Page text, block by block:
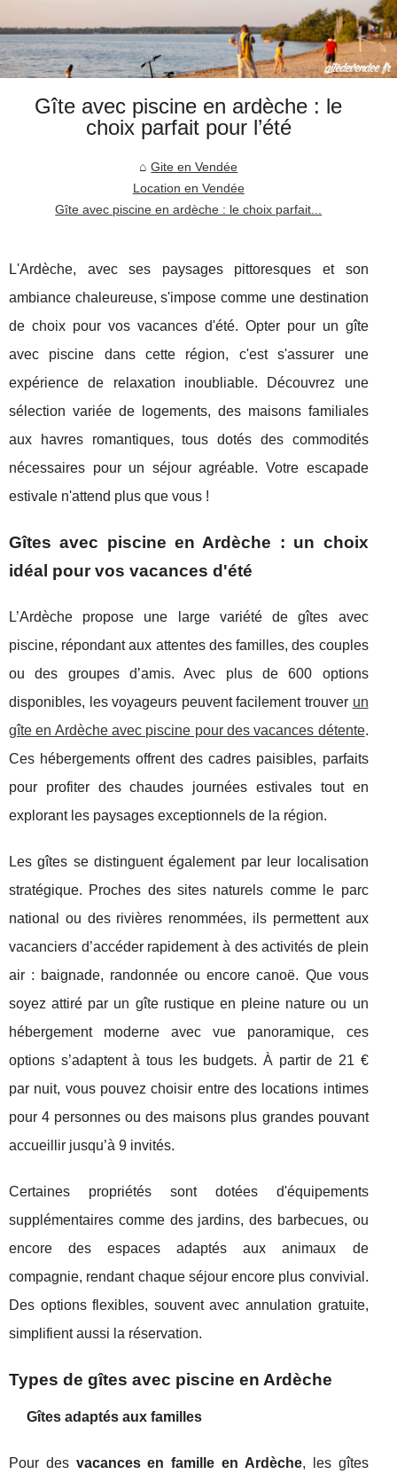
Gîte avec piscine en ardèche : le
choix parfait pour l’été
Gite en Vendée
Location en Vendée
Gîte avec piscine en ardèche : le choix parfait...
L'Ardèche, avec ses paysages pittoresques et son
ambiance chaleureuse, s'impose comme une destination
de choix pour vos vacances d'été. Opter pour un gîte
avec piscine dans cette région, c'est s'assurer une
expérience de relaxation inoubliable. Découvrez une
sélection variée de logements, des maisons familiales
aux havres romantiques, tous dotés des commodités
nécessaires pour un séjour agréable. Votre escapade
estivale n'attend plus que vous !
Gîtes avec piscine en Ardèche : un choix
idéal pour vos vacances d'été
L’Ardèche propose une large variété de gîtes avec
piscine, répondant aux attentes des familles, des couples
ou des groupes d’amis. Avec plus de 600 options
disponibles, les voyageurs peuvent facilement trouver un
gîte en Ardèche avec piscine pour des vacances détente.
Ces hébergements offrent des cadres paisibles, parfaits
pour profiter des chaudes journées estivales tout en
explorant les paysages exceptionnels de la région.
Les gîtes se distinguent également par leur localisation
stratégique. Proches des sites naturels comme le parc
national ou des rivières renommées, ils permettent aux
vacanciers d’accéder rapidement à des activités de plein
air : baignade, randonnée ou encore canoë. Que vous
soyez attiré par un gîte rustique en pleine nature ou un
hébergement moderne avec vue panoramique, ces
options s’adaptent à tous les budgets. À partir de 21 €
par nuit, vous pouvez choisir entre des locations intimes
pour 4 personnes ou des maisons plus grandes pouvant
accueillir jusqu’à 9 invités.
Certaines propriétés sont dotées d'équipements
supplémentaires comme des jardins, des barbecues, ou
encore des espaces adaptés aux animaux de
compagnie, rendant chaque séjour encore plus convivial.
Des options flexibles, souvent avec annulation gratuite,
simplifient aussi la réservation.
Types de gîtes avec piscine en Ardèche
Gîtes adaptés aux familles
Pour des vacances en famille en Ardèche, les gîtes